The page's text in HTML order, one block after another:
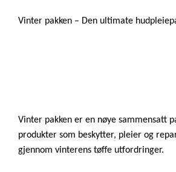
Vinter pakken – Den ultimate
Vinter pakken er en nøye sammensatt
produkter som beskytter, pleier og
gjennom vinterens tøffe utfordringer.